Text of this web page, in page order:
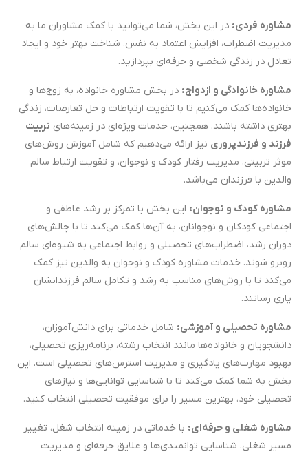
مشاوره فردی: در این بخش، شما می‌توانید با کمک مشاوران ما به
مدیریت اضطراب، افزایش اعتماد به نفس، شناخت بهتر خود و ایجاد
تعادل در زندگی شخصی و حرفه‌ای بپردازید.
مشاوره خانوادگی و ازدواج: در بخش مشاوره خانواده، به زوج‌ها و
خانواده‌ها کمک می‌کنیم تا با تقویت ارتباطات و حل تعارضات، زندگی
بهتری داشته باشند. همچنین، خدمات ویژه‌ای در زمینه‌های تربیت
فرزند و فرزندپروری نیز ارائه می‌دهیم که شامل آموزش روش‌های
موثر تربیتی، مدیریت رفتار کودک و نوجوان، و تقویت ارتباط سالم
والدین با فرزندان می‌باشد.
مشاوره کودک و نوجوان: این بخش با تمرکز بر رشد عاطفی و
اجتماعی کودکان و نوجوانان، به آن‌ها کمک می‌کند تا با چالش‌های
دوران رشد، اضطراب‌های تحصیلی و روابط اجتماعی به شیوه‌ای سالم
روبرو شوند. خدمات مشاوره کودک و نوجوان به والدین نیز کمک
می‌کند تا با روش‌های مناسب به رشد و تکامل سالم فرزندانشان
یاری رسانند.
مشاوره تحصیلی و آموزشی: شامل خدماتی برای دانش‌آموزان،
دانشجویان و خانواده‌ها مانند انتخاب رشته، برنامه‌ریزی تحصیلی،
بهبود مهارت‌های یادگیری و مدیریت استرس‌های تحصیلی است. این
بخش به شما کمک می‌کند تا با شناسایی توانایی‌ها و نیازهای
تحصیلی خود، بهترین مسیر را برای موفقیت تحصیلی انتخاب کنید.
مشاوره شغلی و حرفه‌ای: با خدماتی در زمینه انتخاب شغل، تغییر
مسیر شغلی، شناسایی توانمندی‌ها و علایق حرفه‌ای و مدیریت